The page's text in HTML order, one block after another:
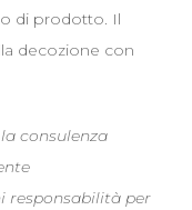
di prodotto. Il
decozione con
consulenza
responsabilità per